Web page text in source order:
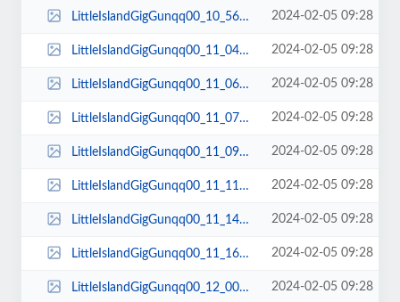
LittleIslandGigGunqq00_10_56qq00088.jpg 2024-02-05 09:28
LittleIslandGigGunqq00_11_04qq00089.jpg 2024-02-05 09:28
LittleIslandGigGunqq00_11_06qq00090.jpg 2024-02-05 09:28
LittleIslandGigGunqq00_11_07qq00091.jpg 2024-02-05 09:28
LittleIslandGigGunqq00_11_09qq00092.jpg 2024-02-05 09:28
LittleIslandGigGunqq00_11_11qq00093.jpg 2024-02-05 09:28
LittleIslandGigGunqq00_11_14qq00094.jpg 2024-02-05 09:28
LittleIslandGigGunqq00_11_16qq00095.jpg 2024-02-05 09:28
LittleIslandGigGunqq00_12_00qq00096.jpg 2024-02-05 09:28